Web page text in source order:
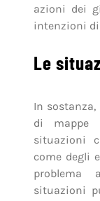
azioni dei
intenzioni
Le
In sostanza,
di mappe
situazioni
come degli
problema
situazioni